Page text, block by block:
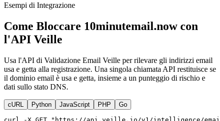
Esempi di Integrazione
Come Bloccare 10minutemail.now con
l'API Veille
Usa l'API di Validazione Email Veille per rilevare gli indirizzi email
usa e getta alla registrazione. Una singola chiamata API restituisce se
il dominio email è usa e getta, insieme a un punteggio di rischio e
dati sullo stato DNS.
cURL Python JavaScript PHP Go